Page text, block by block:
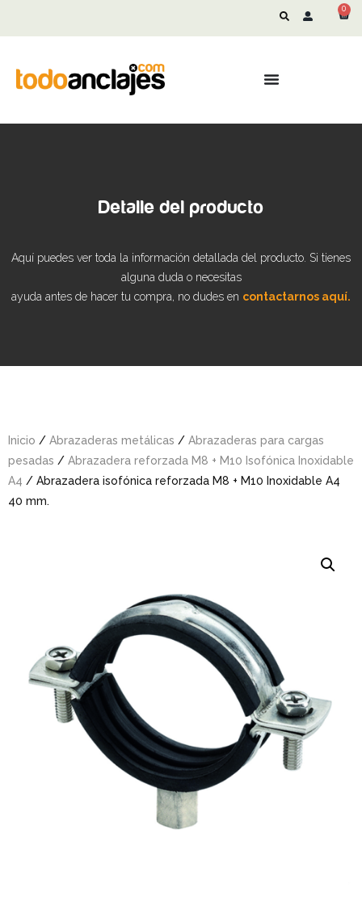
0
Detalle del producto
Aquí puedes ver toda la información detallada del producto. Si tienes
alguna duda o necesitas
ayuda antes de hacer tu compra, no dudes en contactarnos aquí.
Inicio / Abrazaderas metálicas / Abrazaderas para cargas
pesadas / Abrazadera reforzada M8 + M10 Isofónica Inoxidable
A4 / Abrazadera isofónica reforzada M8 + M10 Inoxidable A4
40 mm.